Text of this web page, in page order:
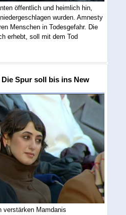
öffentlich und heimlich hin,
wurden. Amnesty
Menschen in Todesgefahr. Die
erhebt, soll mit dem Tod
Spur soll bis ins New
verstärken Mamdanis